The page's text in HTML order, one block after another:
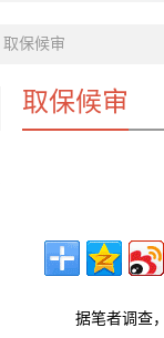
取保候审
取保候审
据笔者调查